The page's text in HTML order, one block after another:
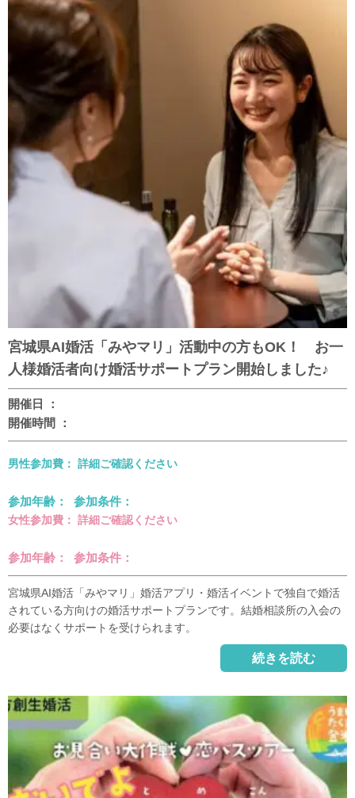
宮城県AI婚活「みやマリ」活動中の方もOK！ お一
人様婚活者向け婚活サポートプラン開始しました♪
開催日 ：
開催時間 ：
男性参加費： 詳細ご確認ください
参加年齢： 参加条件：
女性参加費： 詳細ご確認ください
参加年齢： 参加条件：
宮城県AI婚活「みやマリ」婚活アプリ・婚活イベントで独自で婚活
されている方向けの婚活サポートプランです。結婚相談所の入会の
必要はなくサポートを受けられます。
続きを読む